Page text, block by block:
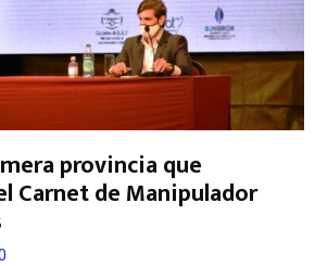
provincia que
Carnet de Manipulador